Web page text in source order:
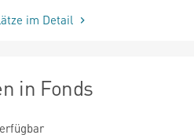
im Detail
in Fonds